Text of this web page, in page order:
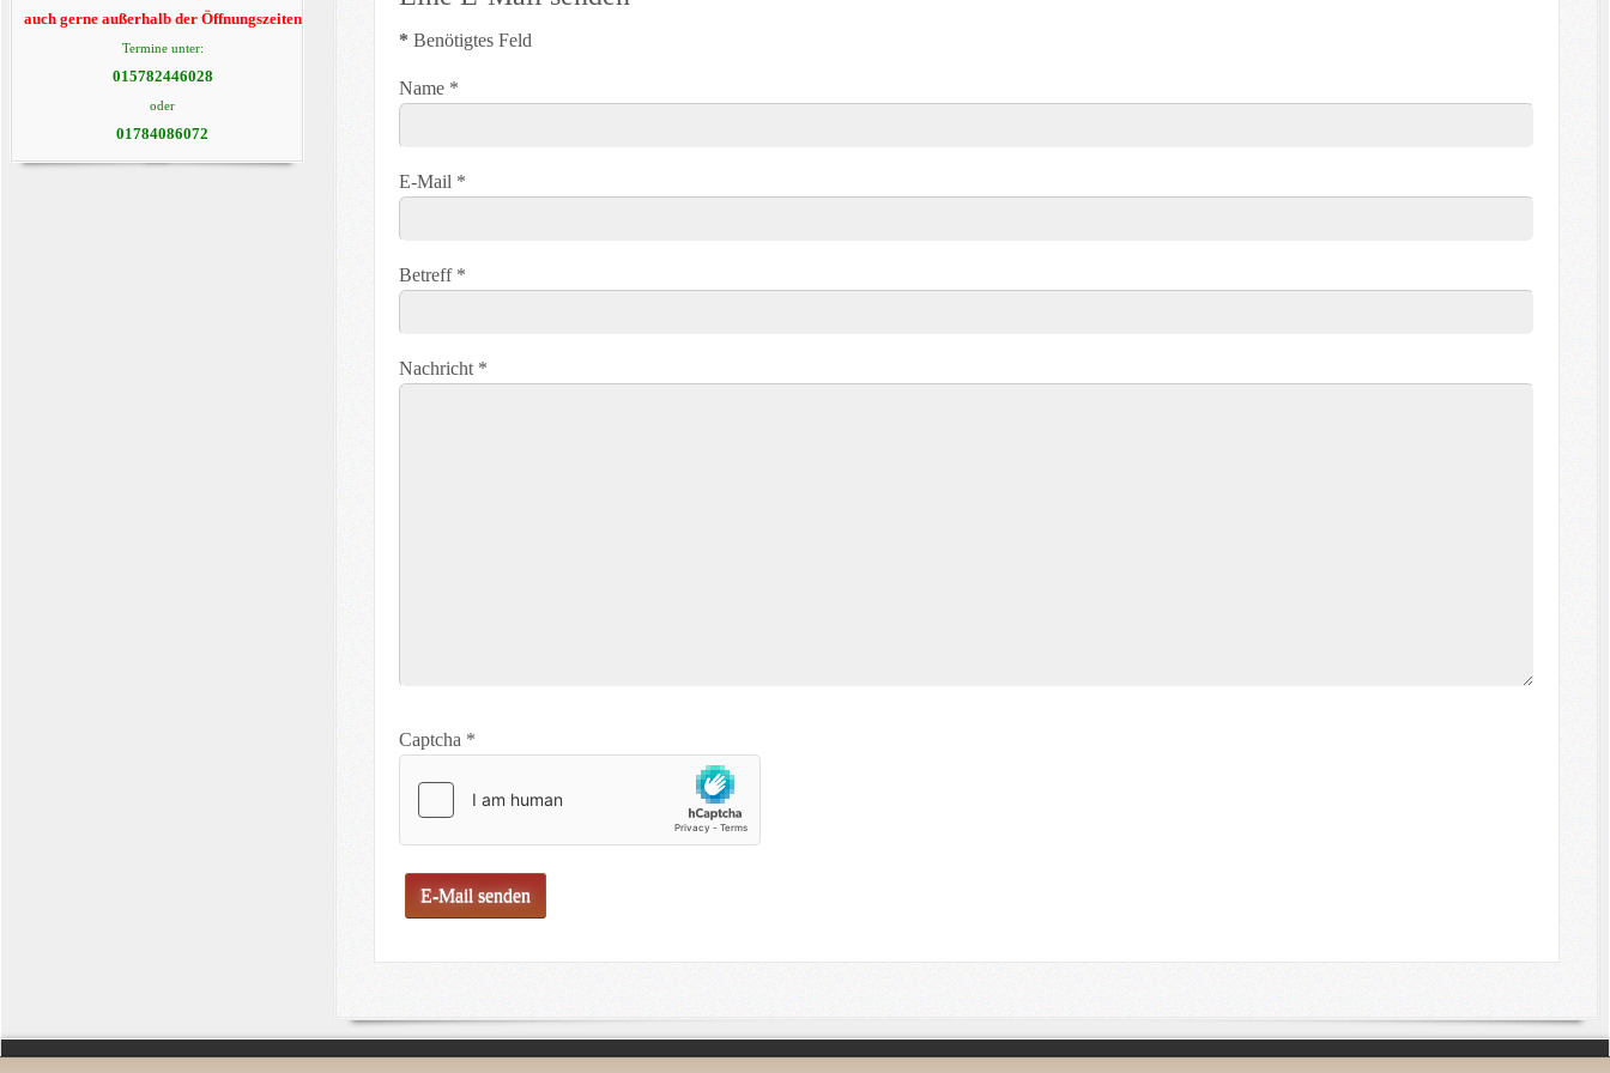
auch gerne außerhalb der Öffnungszeiten
Termine unter:
015782446028
oder
01784086072
* Benötigtes Feld
Name *
E-Mail *
Betreff*
Nachricht *
Captcha *
E-Mail senden